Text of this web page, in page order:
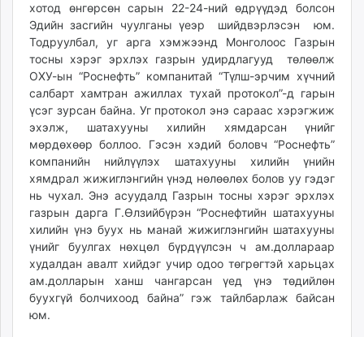
shudarga.mn
shuurhai.mn
unuudur.mn
isee.mn
mglradio.com
fact.mn
itoim.mn
tumen.mn
times.mn
tvmongolia.mn
mass.mn
unegui.mn
assa.mn
toim.mn
tac.mn
хотод өнгөрсөн сарын 22-24-ний өдрүүдэд болсон
Эдийн засгийн чуулганы үеэр шийдвэрлэсэн юм.
Тодруулбал, уг арга хэмжээнд Монголоос Газрын
тосны хэрэг эрхлэх газрын удирдлагууд төлөөлж
ОХУ-ын “Роснефть” компанитай “Түлш-эрчим хүчний
салбарт хамтран ажиллах тухай протокол”-д гарын
үсэг зурсан байна. Уг протокол энэ сараас хэрэгжиж
эхэлж, шатахууны хилийн хямдарсан үнийг
мөрдөхөөр боллоо. Гэсэн хэдий боловч “Роснефть”
компанийн нийлүүлэх шатахууны хилийн үнийн
хямдрал жижиглэнгийн үнэд нөлөөлөх болов уу гэдэг
нь чухал. Энэ асуудалд Газрын тосны хэрэг эрхлэх
газрын дарга Г.Өлзийбүрэн “Роснефтийн шатахууны
хилийн үнэ буух нь манай жижиглэнгийн шатахууны
үнийг буулгах нөхцөл бүрдүүлсэн ч ам.доллараар
худалдан авалт хийдэг учир одоо төгрөгтэй харьцах
ам.долларын ханш чангарсан үед үнэ төдийлөн
буухгүй болчихоод байна” гэж тайлбарлаж байсан
юм.